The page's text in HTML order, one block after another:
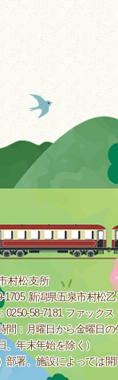
村松支所
1705 新潟県五泉市村松
0250-58-7181 ファックス
間：月曜日から金曜日
、年末年始を除く）
部署、施設によっては